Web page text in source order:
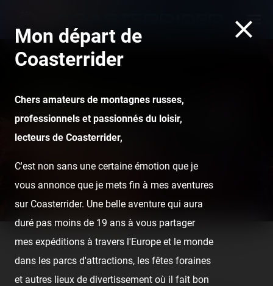
Fête foraine de Saint-
Pierre-La-Mer — 21 juillet
Home Posts Fête foraine de Saint-Pierre-La-Mer — 21 juillet
2020
Mon départ de
Coasterrider
Chers amateurs de montagnes russes,
professionnels et passionnés du loisir,
lecteurs de Coasterrider,
C'est non sans une certaine émotion que je
vous annonce que je mets fin à mes aventures
sur Coasterrider. Une belle aventure qui aura
duré pas moins de 19 ans à vous partager
mes expéditions à travers l'Europe et le monde
dans les parcs d'attractions, les fêtes foraines
et autres lieux de divertissement où il fait bon